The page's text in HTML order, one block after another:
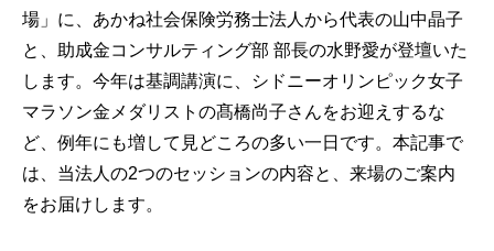
場」に、あかね社会保険労務士法人から代表の山中晶子
と、助成金コンサルティング部 部長の水野愛が登壇いた
します。今年は基調講演に、シドニーオリンピック女子
マラソン金メダリストの髙橋尚子さんをお迎えするな
ど、例年にも増して見どころの多い一日です。本記事で
は、当法人の2つのセッションの内容と、来場のご案内
をお届けします。